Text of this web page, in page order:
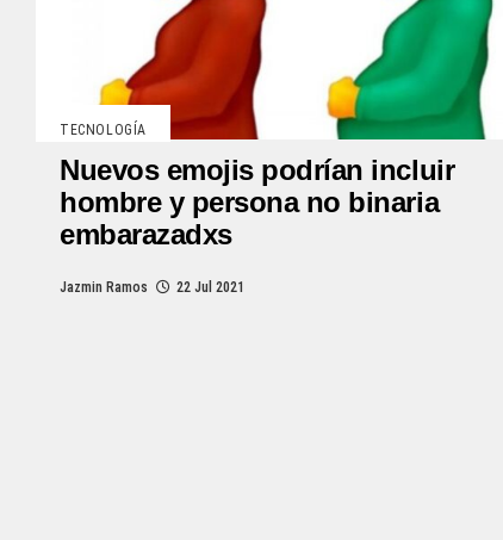
TECNOLOGÍA
Nuevos emojis podrían incluir
hombre y persona no binaria
embarazadxs
Jazmin Ramos 22 Jul 2021